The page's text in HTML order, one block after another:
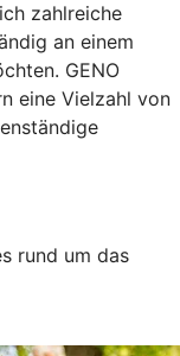
zahlreiche
an einem
GENO
eine Vielzahl von
rund um das